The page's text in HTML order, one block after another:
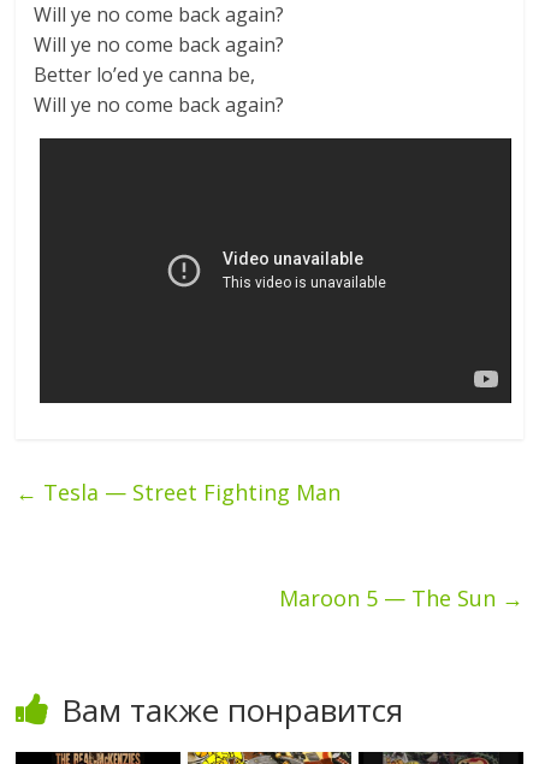
Will ye no come back again?
Will ye no come back again?
Better lo’ed ye canna be,
Will ye no come back again?
← Tesla — Street Fighting Man
Maroon 5 — The Sun →
Вам также понравится